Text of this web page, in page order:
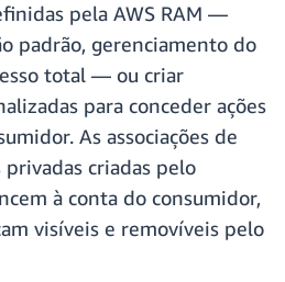
pela AWS RAM —
padrão, gerenciamento do
total — ou criar
para conceder ações
As associações de
privadas criadas pelo
à conta do consumidor,
visíveis e removíveis pelo